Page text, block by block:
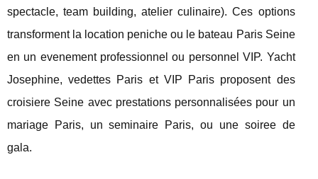
spectacle, team building, atelier culinaire). Ces options
transforment la location peniche ou le bateau Paris Seine
en un evenement professionnel ou personnel VIP. Yacht
Josephine, vedettes Paris et VIP Paris proposent des
croisiere Seine avec prestations personnalisées pour un
mariage Paris, un seminaire Paris, ou une soiree de
gala.